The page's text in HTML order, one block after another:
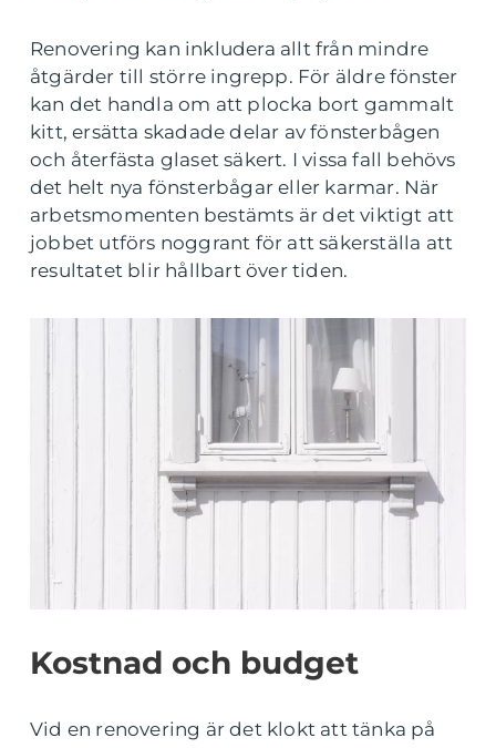
Renovering kan inkludera allt från mindre
åtgärder till större ingrepp. För äldre fönster
kan det handla om att plocka bort gammalt
kitt, ersätta skadade delar av fönsterbågen
och återfästa glaset säkert. I vissa fall behövs
det helt nya fönsterbågar eller karmar. När
arbetsmomenten bestämts är det viktigt att
jobbet utförs noggrant för att säkerställa att
resultatet blir hållbart över tiden.
Kostnad och budget
Vid en renovering är det klokt att tänka på